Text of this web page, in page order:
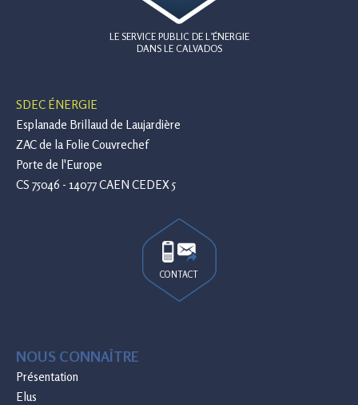
LE SERVICE PUBLIC DE L’ÉNERGIE
DANS LE CALVADOS
SDEC ÉNERGIE
Esplanade Brillaud de Laujardière
ZAC de la Folie Couvrechef
Porte de l'Europe
CS 75046 - 14077 CAEN CEDEX 5
CONTACT
NOUS CONNAÎTRE
Présentation
Elus